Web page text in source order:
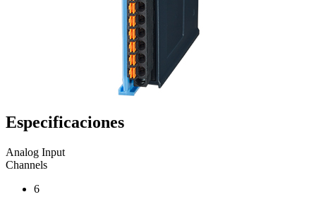
Especificaciones
Analog Input
Channels
6